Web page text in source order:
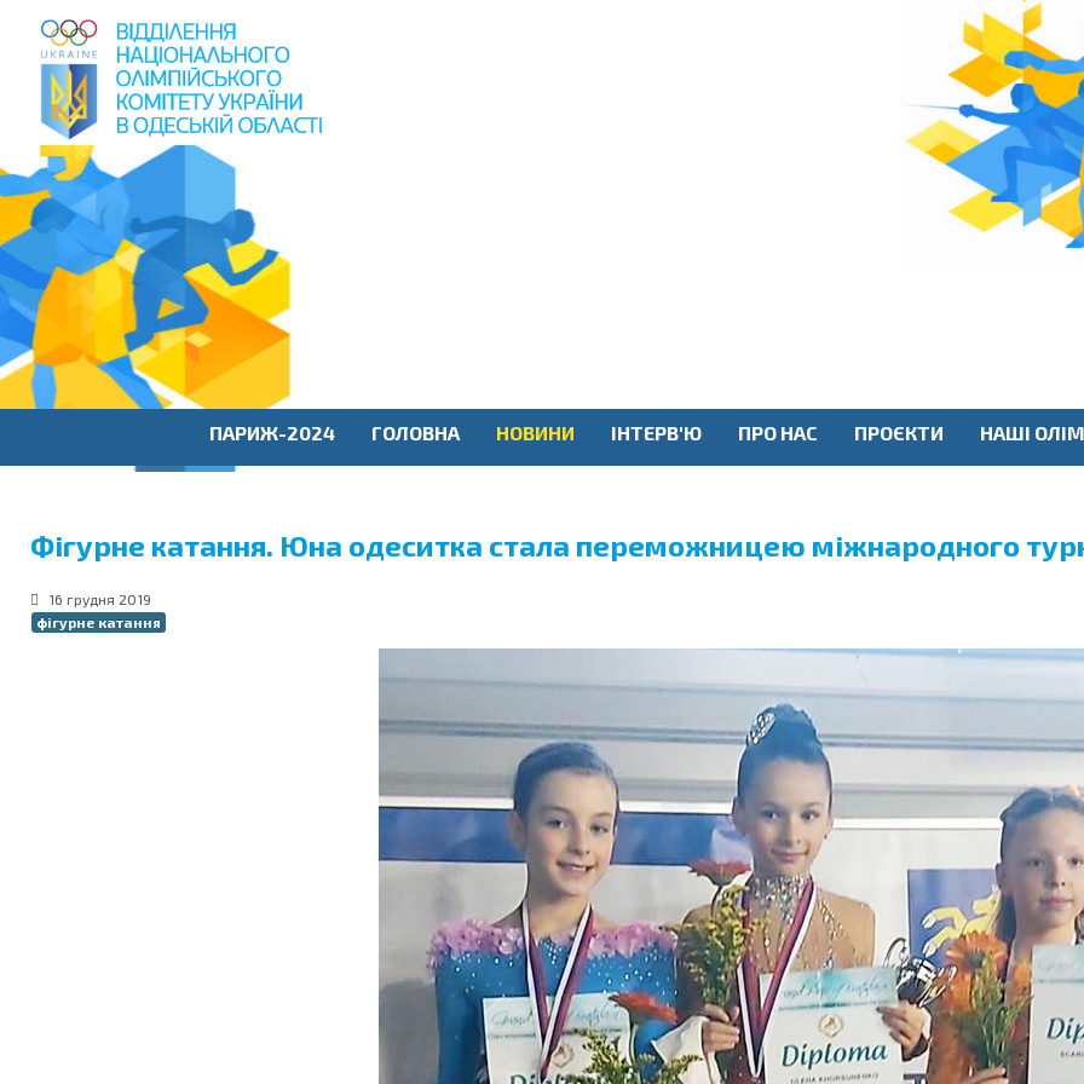
пошук
по
сайту
ПАРИЖ-2024 ГОЛОВНА НОВИНИ ІНТЕРВ'Ю ПРО НАС ПРОЄКТИ НАШІ
Фігурне катання. Юна одеситка стала переможницею міжнародного
16 грудня 2019
фігурне катання